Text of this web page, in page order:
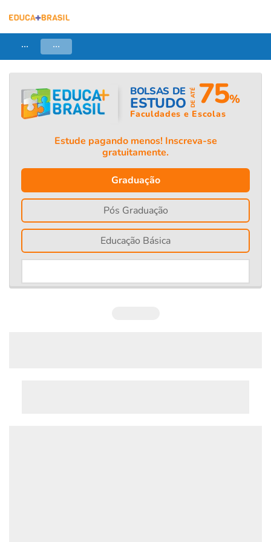
... ...
BOLSAS DE
ESTUDO DE ATÉ 75%
Faculdades e Escolas
Estude pagando menos! Inscreva-se
gratuitamente.
Graduação
Pós Graduação
Educação Básica